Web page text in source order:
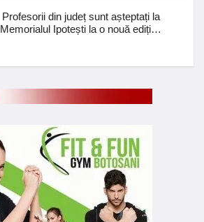
Profesorii din județ sunt așteptați la
Memorialul Ipotești la o nouă ediți…